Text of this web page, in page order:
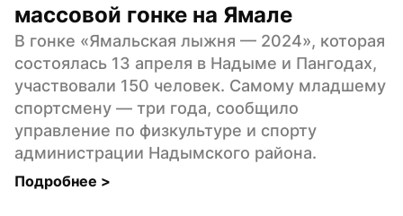
массовой гонке на Ямале
В гонке «Ямальская лыжня — 2024», которая
состоялась 13 апреля в Надыме и Пангодах,
участвовали 150 человек. Самому младшему
спортсмену — три года, сообщило
управление по физкультуре и спорту
администрации Надымского района.
Подробнее >